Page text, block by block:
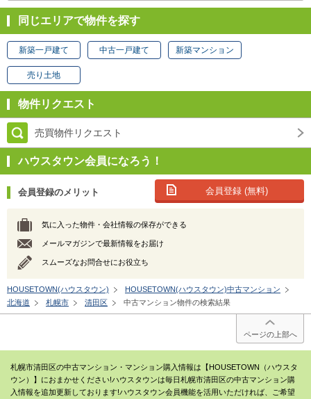
同じエリアで物件を探す
新築一戸建て 中古一戸建て 新築マンション
売り土地
物件リクエスト
売買物件リクエスト
ハウスタウン会員になろう！
会員登録のメリット 会員登録 (無料)
気に入った物件・会社情報の保存ができる
メールマガジンで最新情報をお届け
スムーズなお問合せにお役立ち
HOUSETOWN(ハウスタウン)
HOUSETOWN(ハウスタウン)中古マンション
北海道
札幌市 清田区 中古マンション物件の検索結果
ページの上部へ
札幌市清田区の中古マンション・マンション購入情報は【HOUSETOWN（ハウスタ
ウン）】におまかせください!ハウスタウンは毎日札幌市清田区の中古マンション購
入情報を追加更新しております!ハウスタウン会員機能を活用いただければ、ご希望